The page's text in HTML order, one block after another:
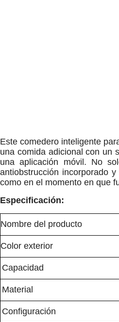
Este comedero inteligente
una comida adicional con un
una aplicación móvil. No
antiobstrucción incorporado
como en el momento en que
Especificación:
Nombre del producto
Color exterior
Capacidad
Material
Configuración